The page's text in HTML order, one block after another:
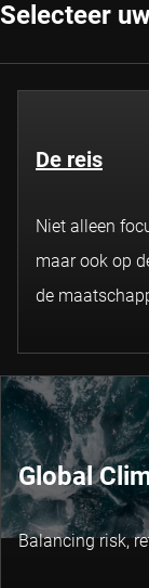
Selecteer
De reis
Niet alleen
maar ook op
de
Global
Balancing risk,